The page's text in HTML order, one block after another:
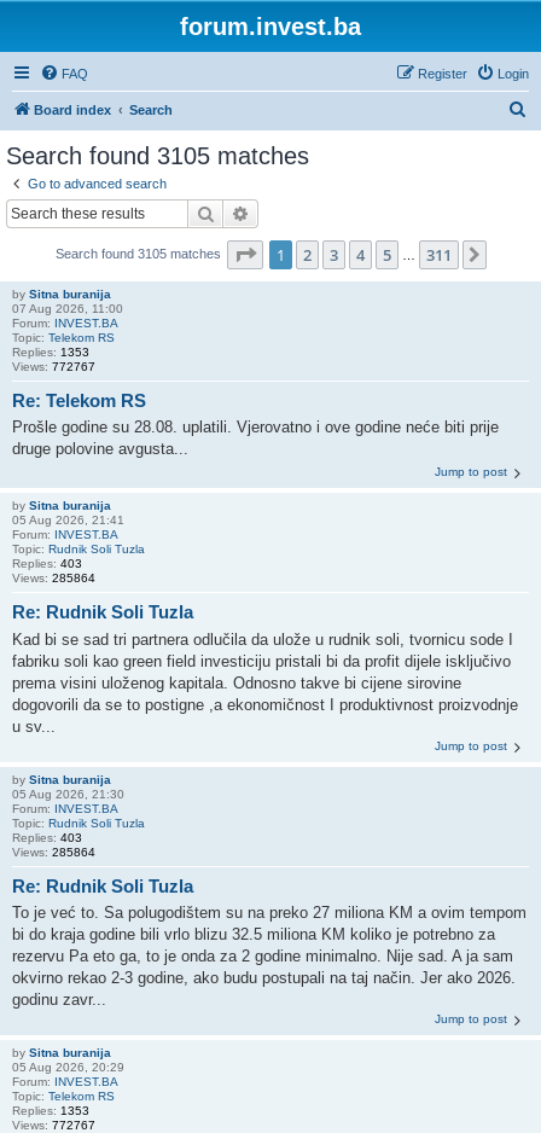
forum.invest.ba
FAQ Login
Register
Board index Search
Search found 3105 matches
Go to advanced search
Search
Search found 3105 matches Page 1of 311
1 2 3 4 5 311
by Sitna buranija
07 Aug 2026, 11:00
Forum: INVEST.BA
Topic: Telekom RS
Replies: 1353
Views: 772767
Re: Telekom RS
Prošle godine su 28.08. uplatili. Vjerovatno i ove godine neće biti prije
druge polovine avgusta...
Jump to post
by Sitna buranija
05 Aug 2026, 21:41
Forum: INVEST.BA
Topic: Rudnik Soli Tuzla
Replies: 403
Views: 285864
Re: Rudnik Soli Tuzla
Kad bi se sad tri partnera odlučila da ulože u rudnik soli, tvornicu sode I
fabriku soli kao green field investiciju pristali bi da profit dijele isključivo
prema visini uloženog kapitala. Odnosno takve bi cijene sirovine
dogovorili da se to postigne ,a ekonomičnost I produktivnost proizvodnje
u sv...
Jump to post
by Sitna buranija
05 Aug 2026, 21:30
Forum: INVEST.BA
Topic: Rudnik Soli Tuzla
Replies: 403
Views: 285864
Re: Rudnik Soli Tuzla
To je već to. Sa polugodištem su na preko 27 miliona KM a ovim tempom
bi do kraja godine bili vrlo blizu 32.5 miliona KM koliko je potrebno za
rezervu Pa eto ga, to je onda za 2 godine minimalno. Nije sad. A ja sam
okvirno rekao 2-3 godine, ako budu postupali na taj način. Jer ako 2026.
godinu zavr...
Jump to post
by Sitna buranija
05 Aug 2026, 20:29
Forum: INVEST.BA
Topic: Telekom RS
Replies: 1353
Views: 772767